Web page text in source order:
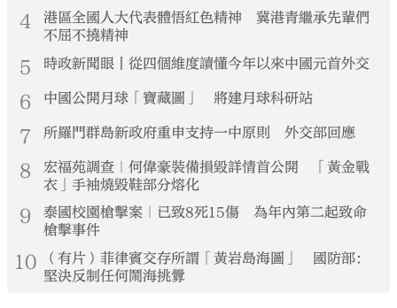
4
港區全國人大代表體悟紅色精神 冀港青繼承先輩們
不屈不撓精神
5 時政新聞眼丨從四個維度讀懂今年以來中國元首外交
6 中國公開月球「寶藏圖」 將建月球科研站
7 所羅門群島新政府重申支持一中原則 外交部回應
8
宏福苑調查｜何偉豪裝備損毀詳情首公開 「黃金戰
衣」手袖燒毀鞋部分熔化
9
泰國校園槍擊案｜已致8死15傷 為年內第二起致命
槍擊事件
10
（有片）菲律賓交存所謂「黃岩島海圖」 國防部：
堅決反制任何鬧海挑釁